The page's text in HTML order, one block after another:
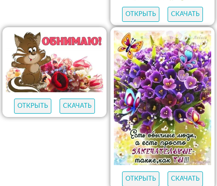
ОТКРЫТЬ СКАЧАТЬ
ОТКРЫТЬ СКАЧАТЬ
ОТКРЫТЬ СКАЧАТЬ